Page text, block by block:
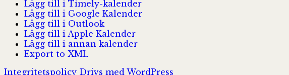
Lägg till i Timely-kalender
Lägg till i Google Kalender
Lägg till i Outlook
Lägg till i Apple Kalender
Lägg till i annan kalender
Export to XML
Integritetspolicy Drivs med WordPress